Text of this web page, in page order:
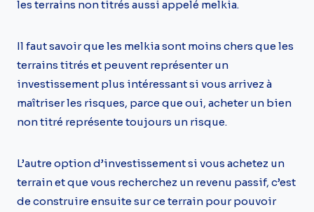
les terrains non titrés aussi appelé melkia.
Il faut savoir que les melkia sont moins chers que les
terrains titrés et peuvent représenter un
investissement plus intéressant si vous arrivez à
maîtriser les risques, parce que oui, acheter un bien
non titré représente toujours un risque.
L’autre option d’investissement si vous achetez un
terrain et que vous recherchez un revenu passif, c’est
de construire ensuite sur ce terrain pour pouvoir